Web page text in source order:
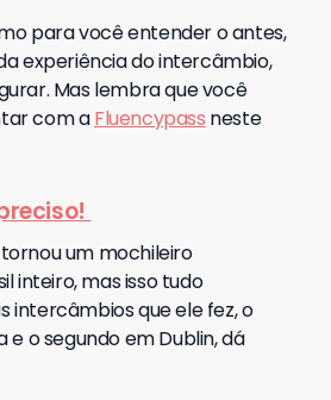
para você entender o antes,
experiência do intercâmbio,
Mas lembra que você
com aFluencypass neste
um mochileiro
inteiro, mas isso tudo
intercâmbios que ele fez, o
e o segundo em Dublin, dá